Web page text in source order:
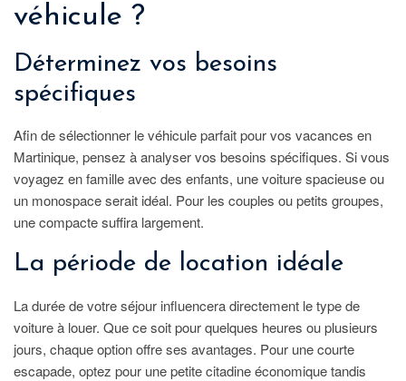
véhicule ?
Déterminez vos besoins
spécifiques
Afin de sélectionner le véhicule parfait pour vos vacances en
Martinique, pensez à analyser vos besoins spécifiques. Si vous
voyagez en famille avec des enfants, une voiture spacieuse ou
un monospace serait idéal. Pour les couples ou petits groupes,
une compacte suffira largement.
La période de location idéale
La durée de votre séjour influencera directement le type de
voiture à louer. Que ce soit pour quelques heures ou plusieurs
jours, chaque option offre ses avantages. Pour une courte
escapade, optez pour une petite citadine économique tandis